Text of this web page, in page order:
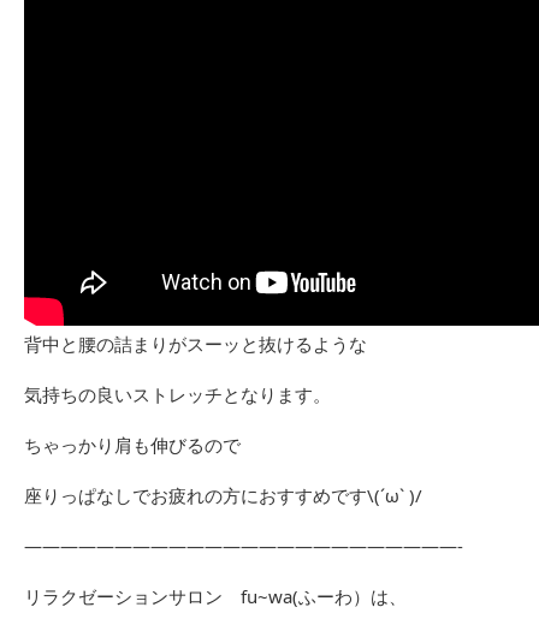
背中と腰の詰まりがスーッと抜けるような
気持ちの良いストレッチとなります。
ちゃっかり肩も伸びるので
座りっぱなしでお疲れの方におすすめです\(´ω` )/
————————————————————————-
リラクゼーションサロン fu~wa(ふーわ）は、